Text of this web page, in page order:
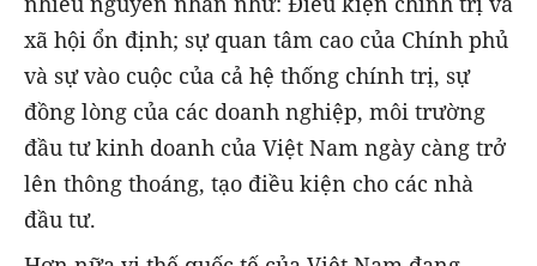
xã hội ổn định; sự quan tâm cao của Chính phủ
và sự vào cuộc của cả hệ thống chính trị, sự
đồng lòng của các doanh nghiệp, môi trường
đầu tư kinh doanh của Việt Nam ngày càng trở
lên thông thoáng, tạo điều kiện cho các nhà
đầu tư.